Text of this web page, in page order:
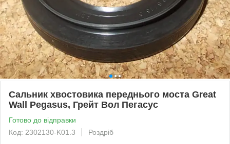
Сальник хвостовика переднього моста Great
Wall Pegasus, Грейт Вол Пегасус
Готово до відправки
Код: 2302130-K01.3
Роздріб